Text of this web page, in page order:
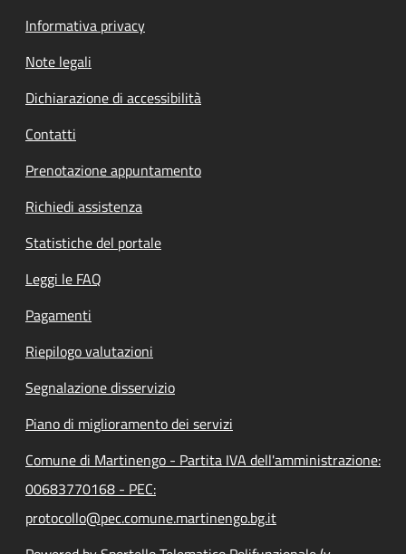
Informativa privacy
Note legali
Dichiarazione di accessibilità
Contatti
Prenotazione appuntamento
Richiedi assistenza
Statistiche del portale
Leggi le FAQ
Pagamenti
Riepilogo valutazioni
Segnalazione disservizio
Piano di miglioramento dei servizi
Comune di Martinengo - Partita IVA dell'amministrazione:
00683770168 - PEC:
protocollo@pec.comune.martinengo.bg.it